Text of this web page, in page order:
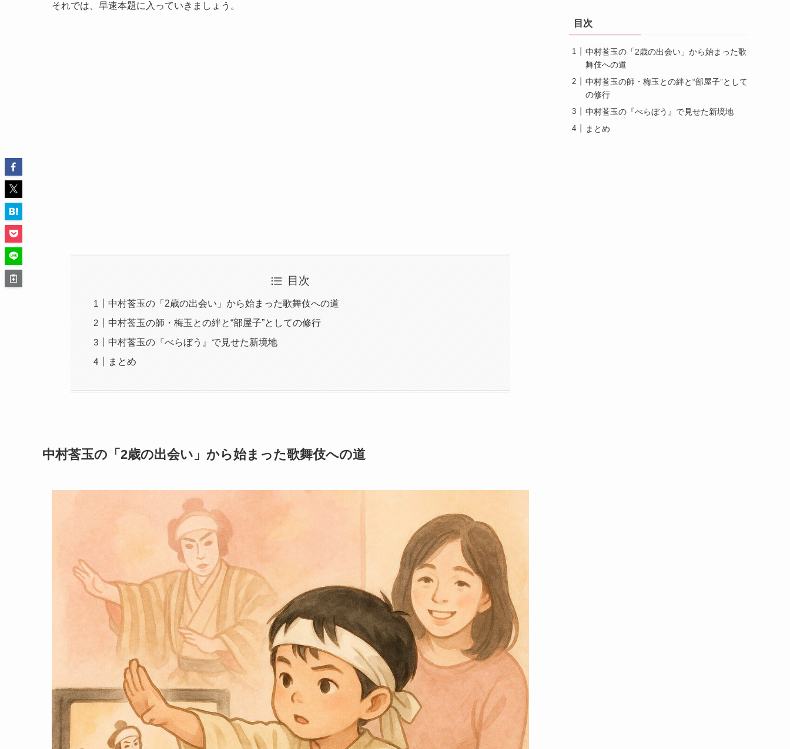
それでは、早速本題に入っていきましょう。
目次
中村莟玉の「2歳の出会い」から始まった歌舞伎への道
中村莟玉の師・梅玉との絆と“部屋子”としての修行
中村莟玉の『べらぼう』で見せた新境地
まとめ
中村莟玉の「2歳の出会い」から始まった歌舞伎への道
目次
中村莟玉の「2歳の出会い」から始まった歌
舞伎への道
中村莟玉の師・梅玉との絆と“部屋子”として
の修行
中村莟玉の『べらぼう』で見せた新境地
まとめ